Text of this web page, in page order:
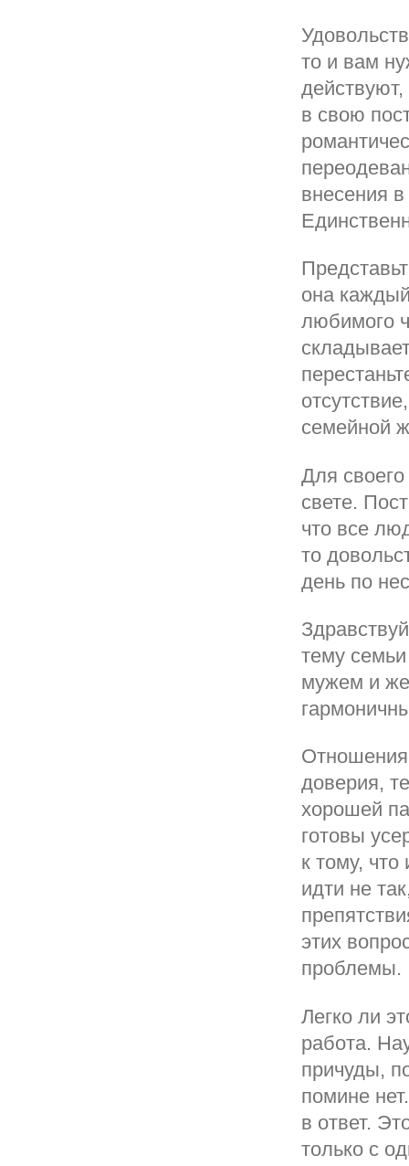
то и вам
в свою
внесения
она
любимого
семейной
Для
свете.
что все
то
день по
тему
мужем и
Отношения
доверия,
хорошей
готовы
к тому, что
идти не
этих
проблемы.
Легко ли
работа.
причуды,
помине
в ответ.
только с